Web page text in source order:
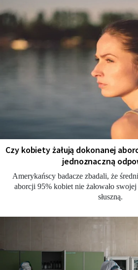
Czy kobiety żałują dokonanej
jednoznaczną
Amerykańscy badacze zbadali, że
aborcji 95% kobiet nie żałowało
słuszną.